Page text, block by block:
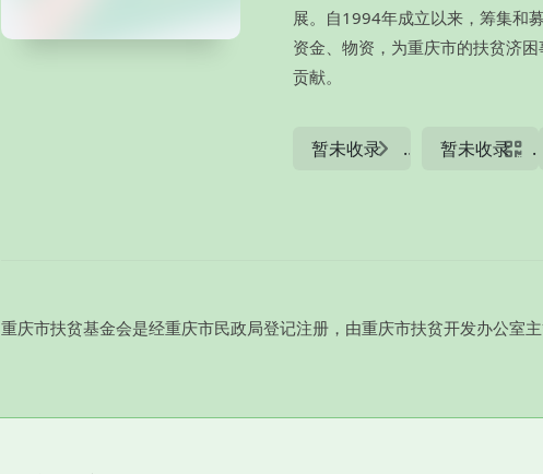
展。自1994年成立以来，筹集和
资金、物资，为重庆市的扶贫济
贡献。
暂未收录 暂未收录
重庆市扶贫基金会是经重庆市民政局登记注册，由重庆市扶贫开发办公室主